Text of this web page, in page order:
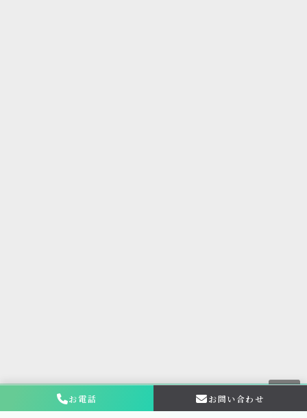
お問い合わせ・ 相談はこちら
お電話 お問い合わせ